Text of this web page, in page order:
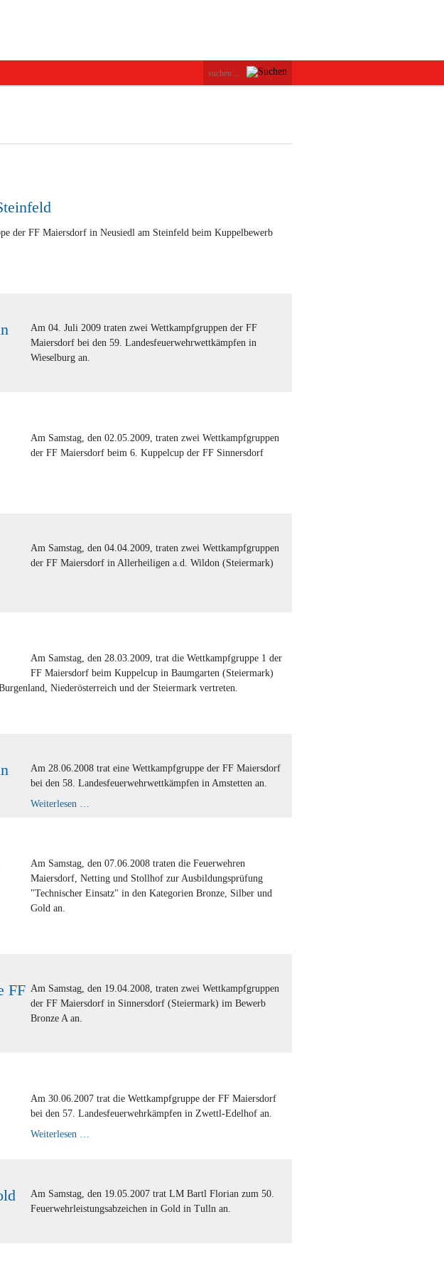
der FF Maiersdorf in Neusiedl am Steinfeld beim Kuppelbewerb
Am 04. Juli 2009 traten zwei Wettkampfgruppen der FF
Maiersdorf bei den 59. Landesfeuerwehrwettkämpfen in
Wieselburg an.
Am Samstag, den 02.05.2009, traten zwei Wettkampfgruppen
der FF Maiersdorf beim 6. Kuppelcup der FF Sinnersdorf
Am Samstag, den 04.04.2009, traten zwei Wettkampfgruppen
der FF Maiersdorf in Allerheiligen a.d. Wildon (Steiermark)
Am Samstag, den 28.03.2009, trat die Wettkampfgruppe 1 der
FF Maiersdorf beim Kuppelcup in Baumgarten (Steiermark)
Niederösterreich und der Steiermark vertreten.
Am 28.06.2008 trat eine Wettkampfgruppe der FF Maiersdorf
bei den 58. Landesfeuerwehrwettkämpfen in Amstetten an.
Weiterlesen …
Am Samstag, den 07.06.2008 traten die Feuerwehren
Maiersdorf, Netting und Stollhof zur Ausbildungsprüfung
"Technischer Einsatz" in den Kategorien Bronze, Silber und
Gold an.
FF Am Samstag, den 19.04.2008, traten zwei Wettkampfgruppen
der FF Maiersdorf in Sinnersdorf (Steiermark) im Bewerb
Bronze A an.
Am 30.06.2007 trat die Wettkampfgruppe der FF Maiersdorf
bei den 57. Landesfeuerwehrkämpfen in Zwettl-Edelhof an.
Weiterlesen …
Am Samstag, den 19.05.2007 trat LM Bartl Florian zum 50.
Feuerwehrleistungsabzeichen in Gold in Tulln an.